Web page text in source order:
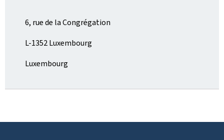
6, rue de la Congrégation
L-1352 Luxembourg
Luxembourg